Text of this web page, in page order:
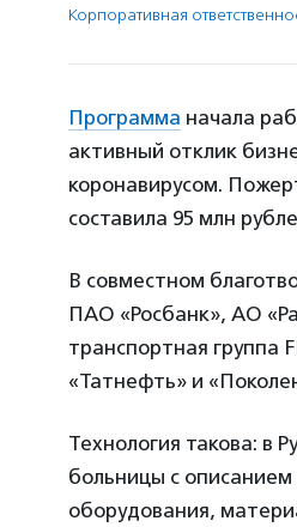
Корпоративная
Программа начала
активный отклик
коронавирусом.
составила 95 млн
В совместном
ПАО «Росбанк», АО
транспортная группа
«Татнефть» и
Технология такова: в
больницы с
оборудования,